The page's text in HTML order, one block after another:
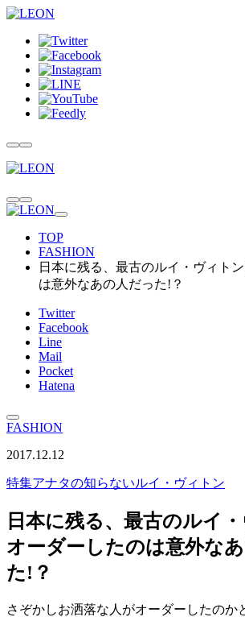
TOP
FASHION
日本に残る、最古のルイ・ヴィト
は意外なあの人だった!？
Twitter
Facebook
Line
Mail
Pocket
Hatena
FASHION
2017.12.12
特集アナタの知らないルイ・ヴィトン
日本に残る、最古のルイ
オーダーしたのは意外な
た!？
さぞかしお洒落な人がオーダーしたのか